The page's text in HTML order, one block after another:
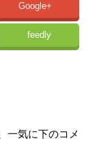
Google+
feedly
一気に下のコメ